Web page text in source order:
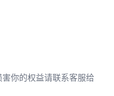
你的权益请联系客服给